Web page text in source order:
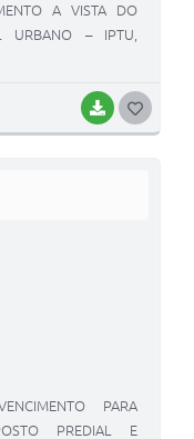
BAIXAR
A VISTA DO
URBANO – IPTU,
PARA
PREDIAL E